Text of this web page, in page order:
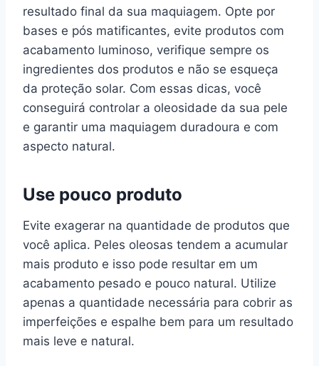
resultado final da sua maquiagem. Opte por
bases e pós matificantes, evite produtos com
acabamento luminoso, verifique sempre os
ingredientes dos produtos e não se esqueça
da proteção solar. Com essas dicas, você
conseguirá controlar a oleosidade da sua pele
e garantir uma maquiagem duradoura e com
aspecto natural.
Use pouco produto
Evite exagerar na quantidade de produtos que
você aplica. Peles oleosas tendem a acumular
mais produto e isso pode resultar em um
acabamento pesado e pouco natural. Utilize
apenas a quantidade necessária para cobrir as
imperfeições e espalhe bem para um resultado
mais leve e natural.